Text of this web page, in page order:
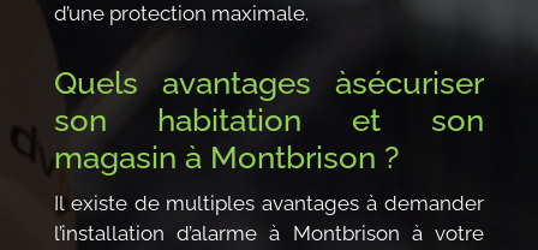
d’une protection maximale.
Quels avantages àsécuriser
son habitation et son
magasin à Montbrison ?
Il existe de multiples avantages à demander
l’installation d’alarme à Montbrison à votre